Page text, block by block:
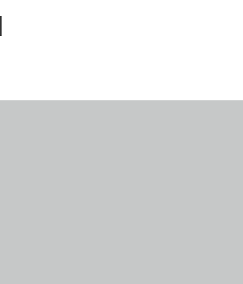
puikiai tinkamų šaltam orui, o jų
stilių, patogumą ir apsaugą. Apžvelkime